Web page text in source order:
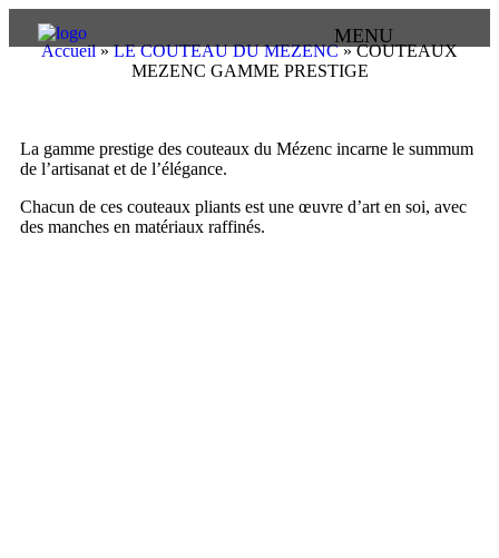
MENU
Accueil»LE COUTEAU DU MEZENC»COUTEAUX
MEZENC GAMME PRESTIGE
La gamme prestige des couteaux du Mézenc incarne le summum
de l’artisanat et de l’élégance.
Chacun de ces couteaux pliants est une œuvre d’art en soi, avec
des manches en matériaux raffinés.